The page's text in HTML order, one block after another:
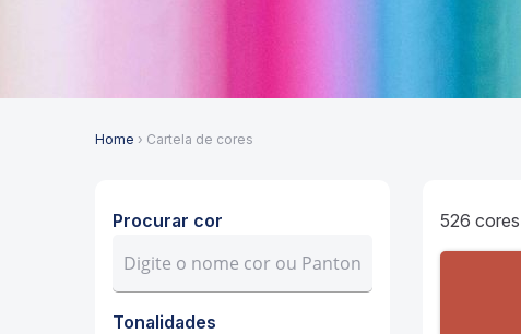
Home › Cartela de cores
Procurar cor
Tonalidades
526 cores